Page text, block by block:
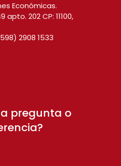
Económicas.
202 CP: 11100,
2908 1533
pregunta o